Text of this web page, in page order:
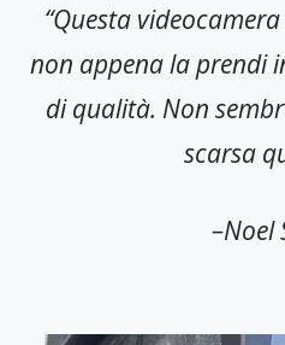
“Questa
non appena la prendi
di qualità. Non
scarsa
–Noel